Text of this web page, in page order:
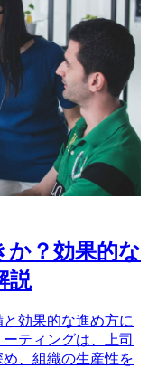
か？効果的な
説
効果的な進め方に
ティングは、上司
、組織の生産性を